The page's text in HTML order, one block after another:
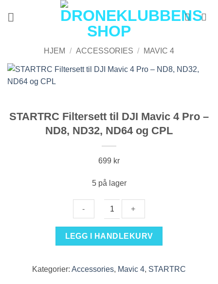
HJEM / ACCESSORIES / MAVIC 4
STARTRC Filtersett til DJI Mavic 4 Pro –
ND8, ND32, ND64 og CPL
699 kr
5 på lager
LEGG I HANDLEKURV
Kategorier: Accessories, Mavic 4, STARTRC